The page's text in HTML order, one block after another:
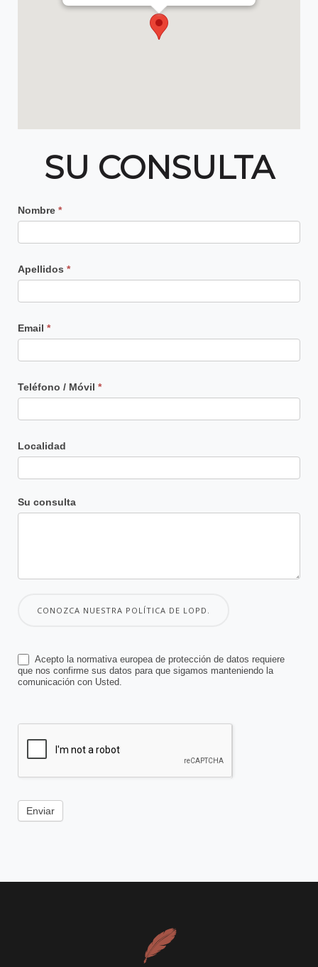
SU CONSULTA
Contacto
Principal
Nombre *
Apellidos *
Email *
Teléfono / Móvil *
Localidad
Su consulta
CONOZCA NUESTRA POLÍTICA DE LOPD.
Acepto la normativa europea de protección de datos requiere
que nos confirme sus datos para que sigamos manteniendo la
comunicación con Usted.
Enviar